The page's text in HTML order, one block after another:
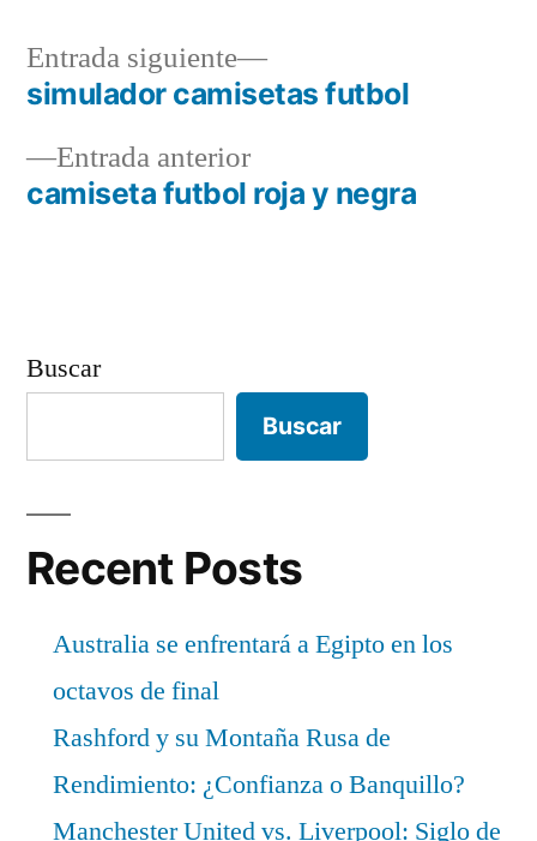
Navegación
deEntrada anteriorEntrada
anterior:
camiseta futbol roja y negra
Entrada siguiente
Entrada
siguiente:
simulador camisetas futbol
Buscar
Buscar
Recent Posts
Australia se enfrentará a Egipto en los
octavos de final
Rashford y su Montaña Rusa de
Rendimiento: ¿Confianza o Banquillo?
Manchester United vs. Liverpool: Siglo de